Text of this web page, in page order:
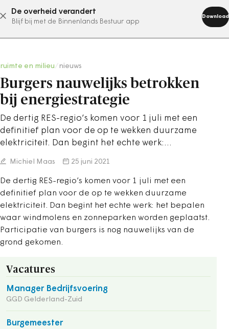
De overheid verandert
Blijf bij met de Binnenlands Bestuur app
Download
abonneer nu
ruimte en milieu nieuws
Burgers nauwelijks betrokken
bij energiestrategie
De dertig RES-regio’s komen voor 1 juli met een
definitief plan voor de op te wekken duurzame
elektriciteit. Dan begint het echte werk:…
Michiel Maas 25 juni 2021
De dertig RES-regio’s komen voor 1 juli met een
definitief plan voor de op te wekken duurzame
elektriciteit. Dan begint het echte werk: het bepalen
waar windmolens en zonneparken worden geplaatst.
Participatie van burgers is nog nauwelijks van de
grond gekomen.
Vacatures
Manager Bedrijfsvoering
GGD Gelderland-Zuid
Burgemeester